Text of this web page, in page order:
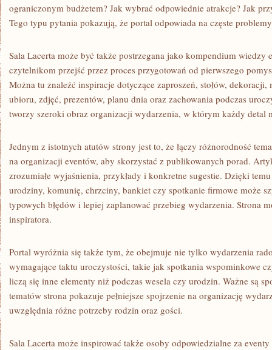
ograniczonym budżetem? Jak wybrać odpowiednie atrakcje? Jak
Tego typu pytania pokazują, że portal odpowiada na częste
Sala Lacerta może być także postrzegana jako kompendium wiedzy
czytelnikom przejść przez proces przygotowań od pierwszego
Można tu znaleźć inspiracje dotyczące zaproszeń, stołów,
ubioru, zdjęć, prezentów, planu dnia oraz zachowania podczas
tworzy szeroki obraz organizacji wydarzenia, w którym każdy detal
Jednym z istotnych atutów strony jest to, że łączy różnorodność
na organizacji eventów, aby skorzystać z publikowanych porad.
zrozumiałe wyjaśnienia, przykłady i konkretne sugestie. Dzięki
urodziny, komunię, chrzciny, bankiet czy spotkanie firmowe może
typowych błędów i lepiej zaplanować przebieg wydarzenia. Strona
inspiratora.
Portal wyróżnia się także tym, że obejmuje nie tylko wydarzenia
wymagające taktu uroczystości, takie jak spotkania wspominkowe
liczą się inne elementy niż podczas wesela czy urodzin. Ważne są
tematów strona pokazuje pełniejsze spojrzenie na organizację
uwzględnia różne potrzeby rodzin oraz gości.
Sala Lacerta może inspirować także osoby odpowiedzialne za